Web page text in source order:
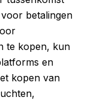
betalingen
te kopen, kun
en
kopen van